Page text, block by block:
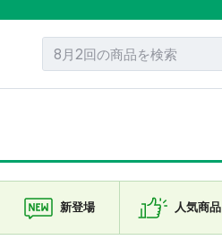
新登場 人気商品